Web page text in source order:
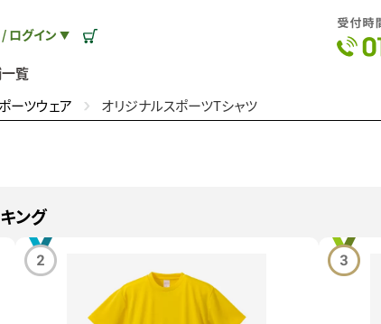
ログイン ▼
覧
ーツウェア オリジナルスポーツTシャツ
ング